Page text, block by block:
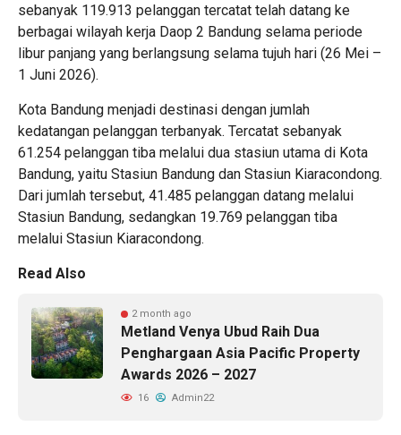
sebanyak 119.913 pelanggan tercatat telah datang ke
berbagai wilayah kerja Daop 2 Bandung selama periode
libur panjang yang berlangsung selama tujuh hari (26 Mei –
1 Juni 2026).
Kota Bandung menjadi destinasi dengan jumlah
kedatangan pelanggan terbanyak. Tercatat sebanyak
61.254 pelanggan tiba melalui dua stasiun utama di Kota
Bandung, yaitu Stasiun Bandung dan Stasiun Kiaracondong.
Dari jumlah tersebut, 41.485 pelanggan datang melalui
Stasiun Bandung, sedangkan 19.769 pelanggan tiba
melalui Stasiun Kiaracondong.
Read Also
2 month ago
Metland Venya Ubud Raih Dua
Penghargaan Asia Pacific Property
Awards 2026 – 2027
16 Admin22